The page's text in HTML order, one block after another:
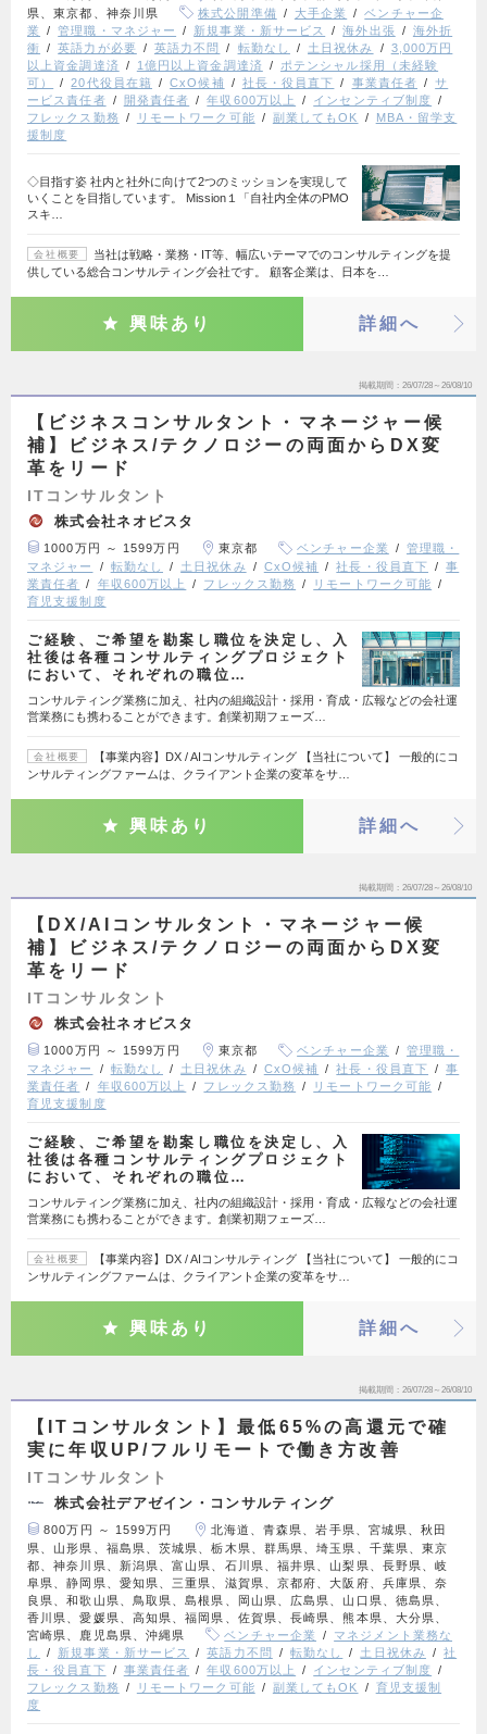
県、東京都、神奈川県
株式公開準備 大手企業
ベンチャー企
業
管理職・マネジャー 新規事業・新サービス 海外出張
海外折
衝
英語力が必要 英語力不問 転勤なし 土日祝休み
3,000万円
以上資金調達済
1億円以上資金調達済
ポテンシャル採用（未経験
可）
20代役員在籍 CxO候補 社長・役員直下 事業責任者
サ
ービス責任者
開発責任者 年収600万以上
インセンティブ制度
フレックス勤務
リモートワーク可能 副業してもOK
MBA・留学支
援制度
◇目指す姿 社内と社外に向けて2つのミッションを実現して
いくことを目指しています。 Mission１「自社内全体のPMO
スキ…
会社概要
当社は戦略・業務・IT等、幅広いテーマでのコンサルティングを提
供している総合コンサルティング会社です。 顧客企業は、日本を…
興味あり 詳細へ
掲載期間 26/07/28～26/08/10
【ビジネスコンサルタント・マネージャー候
補】ビジネス/テクノロジーの両面からDX変
革をリード
ITコンサルタント
株式会社ネオビスタ
1000万円 ～ 1599万円 東京都 ベンチャー企業
管理職・
マネジャー
転勤なし 土日祝休み CxO候補 社長・役員直下
事
業責任者
年収600万以上 フレックス勤務
リモートワーク可能
育児支援制度
ご経験、ご希望を勘案し職位を決定し、入
社後は各種コンサルティングプロジェクト
において、それぞれの職位…
コンサルティング業務に加え、社内の組織設計・採用・育成・広報などの会社運
営業務にも携わることができます。創業初期フェーズ…
会社概要
【事業内容】DX / AIコンサルティング 【当社について】 一般的にコ
ンサルティングファームは、クライアント企業の変革をサ…
興味あり 詳細へ
掲載期間 26/07/28～26/08/10
【DX/AIコンサルタント・マネージャー候
補】ビジネス/テクノロジーの両面からDX変
革をリード
ITコンサルタント
株式会社ネオビスタ
1000万円 ～ 1599万円 東京都 ベンチャー企業
管理職・
マネジャー
転勤なし 土日祝休み CxO候補 社長・役員直下
事
業責任者
年収600万以上 フレックス勤務
リモートワーク可能
育児支援制度
ご経験、ご希望を勘案し職位を決定し、入
社後は各種コンサルティングプロジェクト
において、それぞれの職位…
コンサルティング業務に加え、社内の組織設計・採用・育成・広報などの会社運
営業務にも携わることができます。創業初期フェーズ…
会社概要
【事業内容】DX / AIコンサルティング 【当社について】 一般的にコ
ンサルティングファームは、クライアント企業の変革をサ…
興味あり 詳細へ
掲載期間 26/07/28～26/08/10
【ITコンサルタント】最低65%の高還元で確
実に年収UP/フルリモートで働き方改善
ITコンサルタント
株式会社デアゼイン・コンサルティング
800万円 ～ 1599万円
北海道、青森県、岩手県、宮城県、秋田
県、山形県、福島県、茨城県、栃木県、群馬県、埼玉県、千葉県、東京
都、神奈川県、新潟県、富山県、石川県、福井県、山梨県、長野県、岐
阜県、静岡県、愛知県、三重県、滋賀県、京都府、大阪府、兵庫県、奈
良県、和歌山県、鳥取県、島根県、岡山県、広島県、山口県、徳島県、
香川県、愛媛県、高知県、福岡県、佐賀県、長崎県、熊本県、大分県、
宮崎県、鹿児島県、沖縄県
ベンチャー企業
マネジメント業務な
し
新規事業・新サービス 英語力不問 転勤なし 土日祝休み
社
長・役員直下
事業責任者 年収600万以上
インセンティブ制度
フレックス勤務
リモートワーク可能 副業してもOK
育児支援制
度